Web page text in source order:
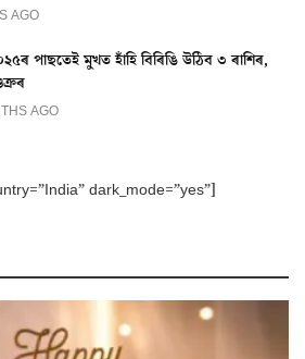
AGO
পাছতেই মুখত হাঁহি বিৰিঙি উঠিব ৩ ৰাশিৰ,
AGO
dark_mode=”yes”]